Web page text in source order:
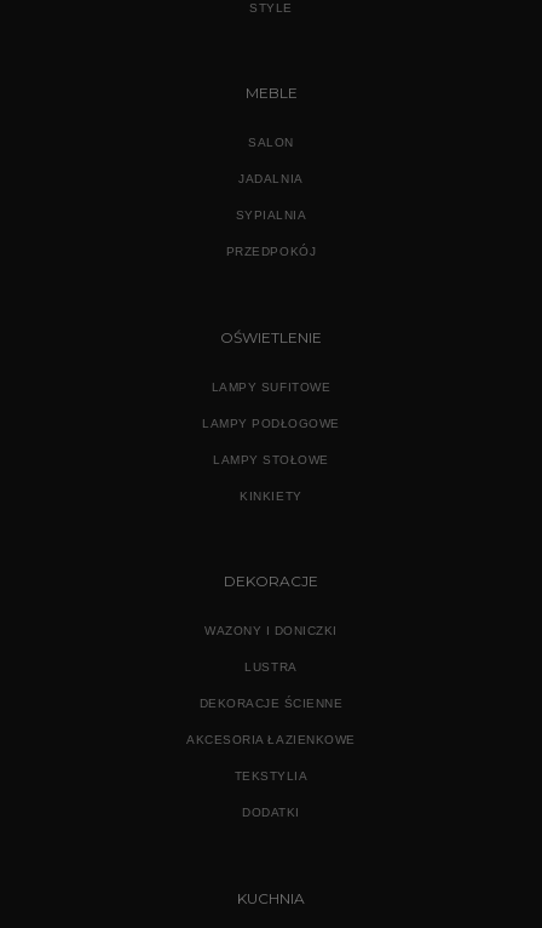
STYLE
MEBLE
SALON
JADALNIA
SYPIALNIA
PRZEDPOKÓJ
OŚWIETLENIE
LAMPY SUFITOWE
LAMPY PODŁOGOWE
LAMPY STOŁOWE
KINKIETY
DEKORACJE
WAZONY I DONICZKI
LUSTRA
DEKORACJE ŚCIENNE
AKCESORIA ŁAZIENKOWE
TEKSTYLIA
DODATKI
KUCHNIA